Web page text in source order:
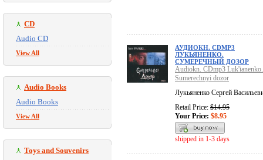
CD
Audio CD
View All
Audio Books
Audio Books
View All
Toys and Souvenirs
АУДИОКН. CDMP3
ЛУКЬЯНЕНКО.
СУМЕРЕЧНЫЙ ДОЗОР
Audiokn. CDmp3 Luk'ianenko.
Sumerechnyi dozor
Лукьяненко Сергей
Retail Price: $14.95
Your Price: $8.95
shipped in 1-3 days